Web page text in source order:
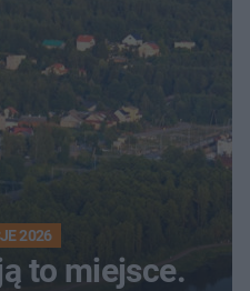
2026
to miejsce.